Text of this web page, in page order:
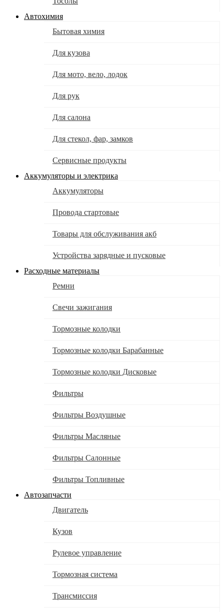
Автохимия
Бытовая химия
Для кузова
Для мото, вело, лодок
Для рук
Для салона
Для стекол, фар, замков
Сервисные продукты
Аккумуляторы и электрика
Аккумуляторы
Провода стартовые
Товары для обслуживания акб
Устройства зарядные и пусковые
Расходные материалы
Ремни
Свечи зажигания
Тормозные колодки
Тормозные колодки Барабанные
Тормозные колодки Дисковые
Фильтры
Фильтры Воздушные
Фильтры Масляные
Фильтры Салонные
Фильтры Топливные
Автозапчасти
Двигатель
Кузов
Рулевое управление
Тормозная система
Трансмиссия